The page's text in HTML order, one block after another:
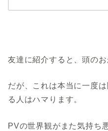
友達に紹介すると、頭の
だが、これは本当に一度
る人はハマります。
PVの世界観がまた気持ち